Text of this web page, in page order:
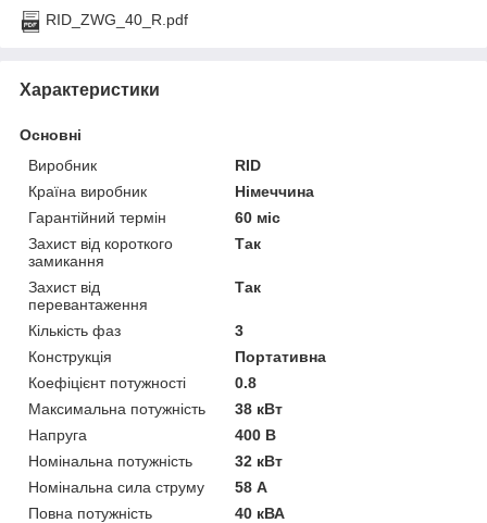
RID_ZWG_40_R.pdf
Характеристики
Основні
Виробник
RID
Країна виробник
Німеччина
Гарантійний термін
60 міс
Захист від короткого
замикання
Так
Захист від
перевантаження
Так
Кількість фаз
3
Конструкція
Портативна
Коефіцієнт потужності
0.8
Максимальна потужність
38 кВт
Напруга
400 В
Номінальна потужність
32 кВт
Номінальна сила струму
58 А
Повна потужність
40 кВА